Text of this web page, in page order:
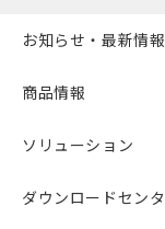
お知らせ・最新情報
商品情報
ソリューション
ダウンロードセンタ